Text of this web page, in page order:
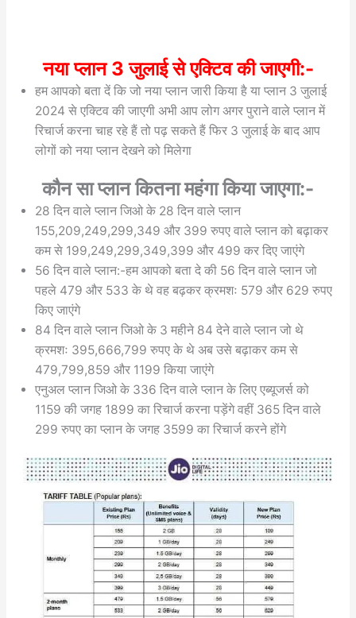
नया प्लान 3 जुलाई से एक्टिव की जाएगी:-
हम आपको बता दें कि जो नया प्लान जारी किया है या प्लान 3 जुलाई
2024 से एक्टिव की जाएगी अभी आप लोग अगर पुराने वाले प्लान में
रिचार्ज करना चाह रहे हैं तो पढ़ सकते हैं फिर 3 जुलाई के बाद आप
लोगों को नया प्लान देखने को मिलेगा
कौन सा प्लान कितना महंगा किया जाएगा:-
28 दिन वाले प्लान जिओ के 28 दिन वाले प्लान
155,209,249,299,349 और 399 रुपए वाले प्लान को बढ़ाकर
कम से 199,249,299,349,399 और 499 कर दिए जाएंगे
56 दिन वाले प्लान:-हम आपको बता दे की 56 दिन वाले प्लान जो
पहले 479 और 533 के थे वह बढ़कर क्रमशः 579 और 629 रुपए
किए जाएंगे
84 दिन वाले प्लान जिओ के 3 महीने 84 देने वाले प्लान जो थे
क्रमशः 395,666,799 रुपए के थे अब उसे बढ़ाकर कम से
479,799,859 और 1199 किया जाएंगे
एनुअल प्लान जिओ के 336 दिन वाले प्लान के लिए एब्यूजर्स को
1159 की जगह 1899 का रिचार्ज करना पड़ेंगे वहीं 365 दिन वाले
299 रुपए का प्लान के जगह 3599 का रिचार्ज करने होंगे